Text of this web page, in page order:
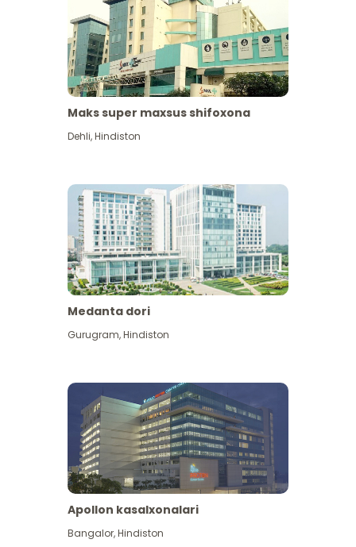
Maks super maxsus shifoxona
Dehli,Hindiston
Medanta dori
Gurugram,Hindiston
Apollon kasalxonalari
Bangalor,Hindiston